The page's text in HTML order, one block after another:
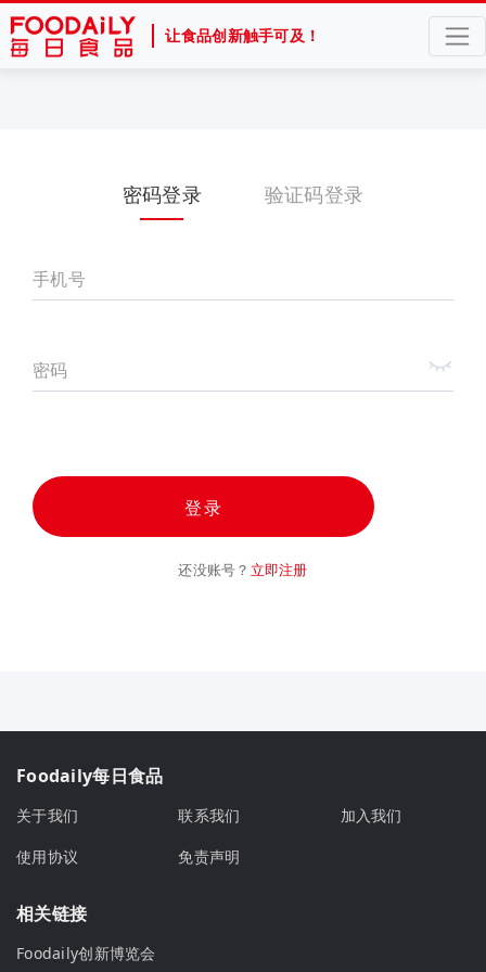
让食品创新触手可及！
密码登录 验证码登录
手机号
密码
登录
还没账号？ 立即注册
Foodaily每日食品
关于我们 联系我们
加入我们
使用协议
免责声明
相关链接
Foodaily创新博览会